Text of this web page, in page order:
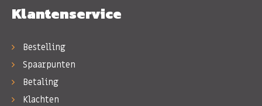
Klantenservice
Bestelling
Spaarpunten
Betaling
Klachten